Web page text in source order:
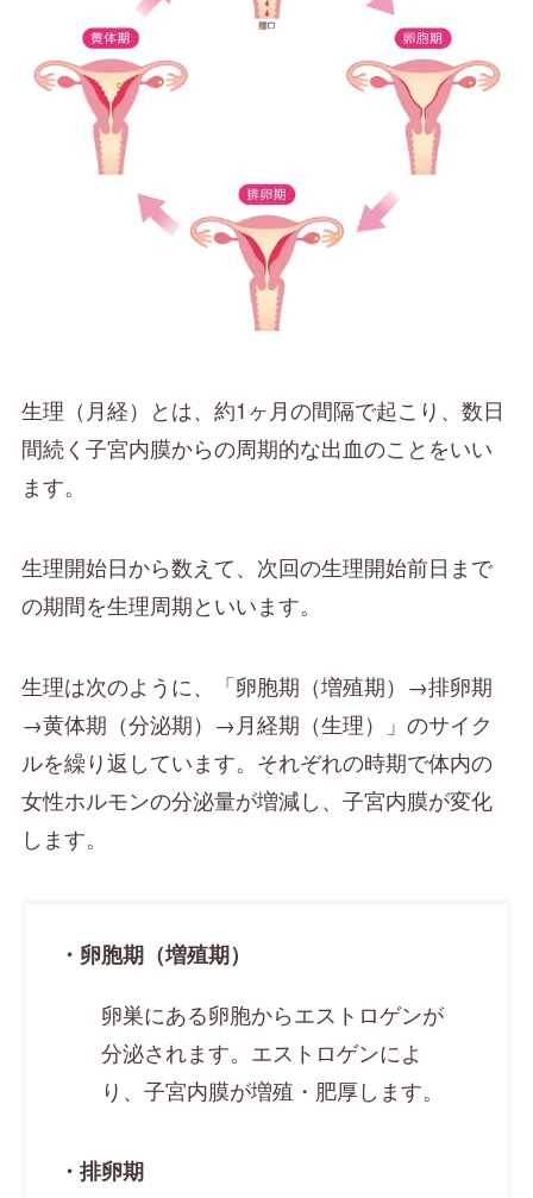
生理（月経）とは、約1ヶ月の間隔で起こり、数日
間続く子宮内膜からの周期的な出血のことをいい
ます。
生理開始日から数えて、次回の生理開始前日まで
の期間を生理周期といいます。
生理は次のように、「卵胞期（増殖期）→排卵期
→黄体期（分泌期）→月経期（生理）」のサイク
ルを繰り返しています。それぞれの時期で体内の
女性ホルモンの分泌量が増減し、子宮内膜が変化
します。
・卵胞期（増殖期）
卵巣にある卵胞からエストロゲンが
分泌されます。エストロゲンによ
り、子宮内膜が増殖・肥厚します。
・排卵期